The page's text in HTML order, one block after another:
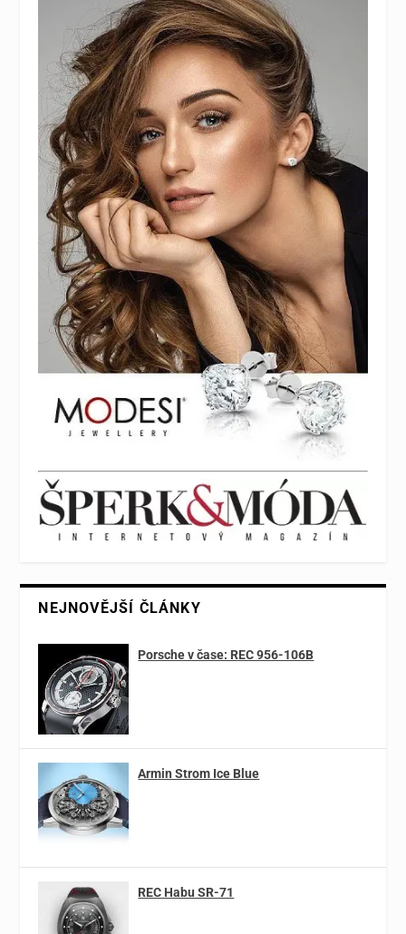
NEJNOVĚJŠÍ ČLÁNKY
Porsche v čase: REC 956-106B
Armin Strom Ice Blue
REC Habu SR-71